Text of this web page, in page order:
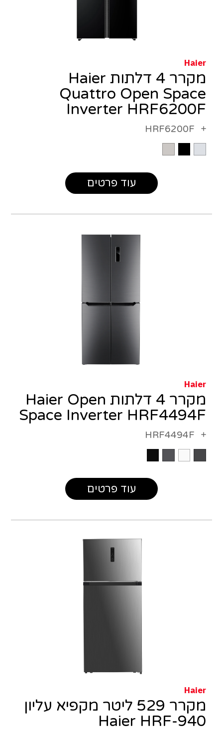
Haier
מקרר 4 דלתות Haier
Quattro Open Space
Inverter HRF6200F
HRF6200F
עוד פרטים
Haier
מקרר 4 דלתות Haier Open
Space Inverter HRF4494F
HRF4494F
עוד פרטים
Haier
מקרר 529 ליטר מקפיא עליון
Haier HRF-940